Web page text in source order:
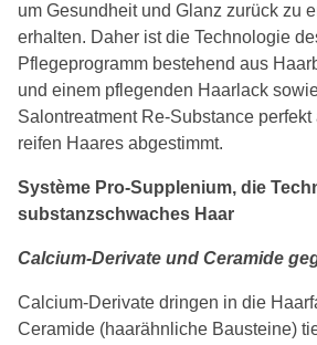
um Gesundheit und Glanz zurück zu
erhalten. Daher ist die Technologie
Pflegeprogramm bestehend aus
und einem pflegenden Haarlack
Salontreatment Re-Substance
reifen Haares abgestimmt.
Système Pro-Supplenium, die
substanzschwaches Haar
Calcium-Derivate und Ceramide
Calcium-Derivate dringen in die
Ceramide (haarähnliche Bausteine)